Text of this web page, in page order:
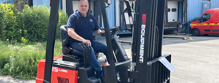
Отправить
Нажимая на кнопку, Вы даёте согласие на обработку персональных